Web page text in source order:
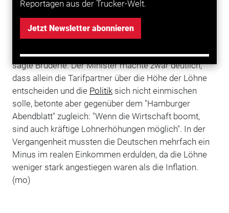
Reportagen aus der Trucker-Welt.
Jetzt Newsletter abonnieren
"Die wirtschaftliche Entwicklung ist viel kräftiger und
nachhaltiger, als es im Frühjahr den Anschein hatte",
sagte Brüderle. Der Minister machte zwar deutlich,
dass allein die Tarifpartner über die Höhe der Löhne
entscheiden und die Politiksich nicht einmischen
solle, betonte aber gegenüber dem "Hamburger
Abendblatt" zugleich: "Wenn die Wirtschaft boomt,
sind auch kräftige Lohnerhöhungen möglich". In der
Vergangenheit mussten die Deutschen mehrfach ein
Minus im realen Einkommen erdulden, da die Löhne
weniger stark angestiegen waren als die Inflation.
(mo)